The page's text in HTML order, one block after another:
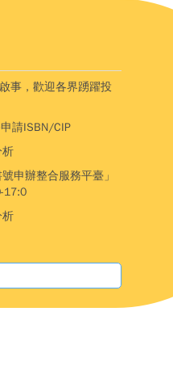
事，歡迎各界踴躍投
請ISBN/CIP
析
申辦整合服務平臺」
17:0
析